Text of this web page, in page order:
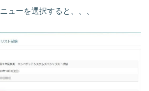
ューを選択すると、、、